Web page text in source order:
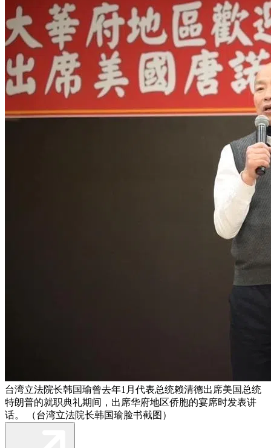
台湾立法院长韩国瑜曾去年1月代表总统赖清德出席美国总统
特朗普的就职典礼期间，出席华府地区侨胞的宴席时发表讲
话。 （台湾立法院长韩国瑜脸书截图）